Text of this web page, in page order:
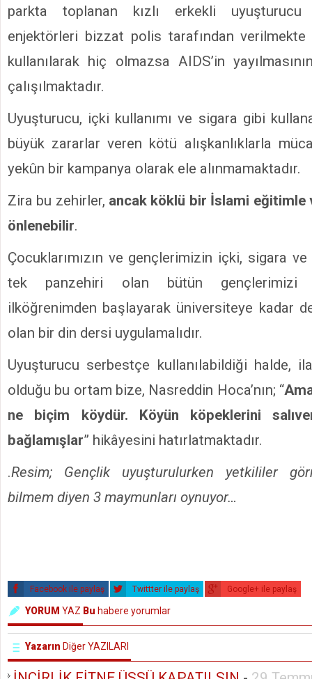
parkta toplanan kızlı erkekli uyuşturucu
enjektörleri bizzat polis tarafından verilmekte
kullanılarak hiç olmazsa AIDS’in
çalışılmaktadır.
Uyuşturucu, içki kullanımı ve sigara gibi
büyük zararlar veren kötü alışkanlıklarla
yekûn bir kampanya olarak ele alınmamaktadır.
Zira bu zehirler, ancak köklü bir İslami eğitimle
önlenebilir.
Çocuklarımızın ve gençlerimizin içki, sigara
tek panzehiri olan bütün gençlerimizi
ilköğrenimden başlayarak üniversiteye kadar
olan bir din dersi uygulamalıdır.
Uyuşturucu serbestçe kullanılabildiği halde,
olduğu bu ortam bize, Nasreddin Hoca’nın; “
ne biçim köydür. Köyün köpeklerini
bağlamışlar” hikâyesini hatırlatmaktadır.
.Resim; Gençlik uyuşturulurken yetkililer
bilmem diyen 3 maymunları oynuyor…
Facebook ile paylaş Twittter ile paylaş Google+ ile paylaş
YORUM YAZ Bu habere yorumlar
Yazarın Diğer YAZILARI